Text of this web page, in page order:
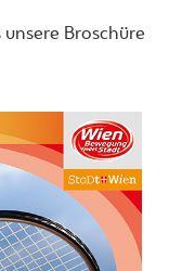
Broschüre